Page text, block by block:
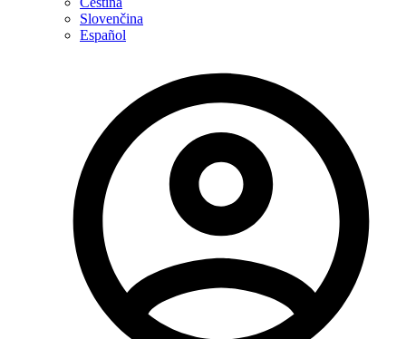
Slovenčina
Español